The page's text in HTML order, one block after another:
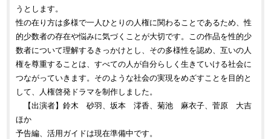
うとします。
性の在り方は多様で一人ひとりの人権に関わることであるため、性
的少数者の存在や悩みに気づくことが大切です。この作品を性的少
数者について理解するきっかけとし、その多様性を認め、互いの人
権を尊重することは、すべての人が自分らしく生きていける社会に
つながっていきます。そのような社会の実現をめざすことを目的と
して、人権啓発ドラマを制作しました。
【出演者】鈴木 砂羽、坂本 澪香、菊池 麻衣子、菅原 大吉
ほか
予告編、活用ガイドは現在準備中です。